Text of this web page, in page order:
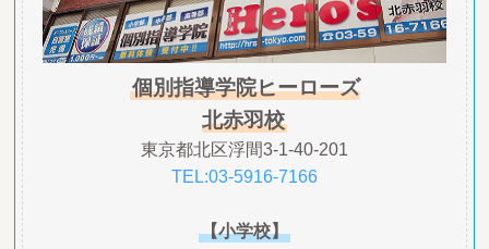
個別指導学院ヒーローズ
北赤羽校
東京都北区浮間3-1-40-201
TEL:03-5916-7166
【小学校】